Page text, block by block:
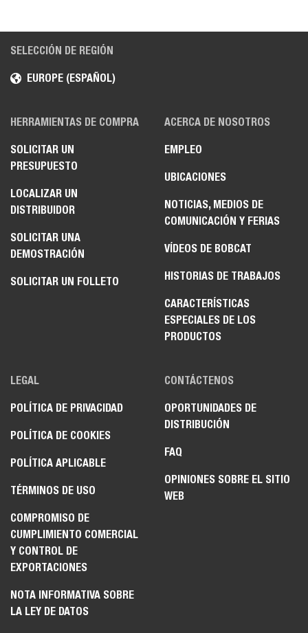
SELECCIÓN DE REGIÓN
EUROPE (ESPAÑOL)
HERRAMIENTAS DE COMPRA
SOLICITAR UN
PRESUPUESTO
LOCALIZAR UN
DISTRIBUIDOR
SOLICITAR UNA
DEMOSTRACIÓN
SOLICITAR UN FOLLETO
ACERCA DE NOSOTROS
EMPLEO
UBICACIONES
NOTICIAS, MEDIOS DE
COMUNICACIÓN Y FERIAS
VÍDEOS DE BOBCAT
HISTORIAS DE TRABAJOS
CARACTERÍSTICAS
ESPECIALES DE LOS
PRODUCTOS
LEGAL
POLÍTICA DE PRIVACIDAD
POLÍTICA DE COOKIES
POLÍTICA APLICABLE
TÉRMINOS DE USO
COMPROMISO DE
CUMPLIMIENTO COMERCIAL
Y CONTROL DE
EXPORTACIONES
NOTA INFORMATIVA SOBRE
LA LEY DE DATOS
CONTÁCTENOS
OPORTUNIDADES DE
DISTRIBUCIÓN
FAQ
OPINIONES SOBRE EL SITIO
WEB